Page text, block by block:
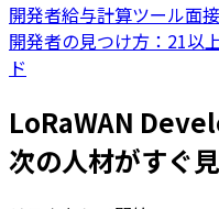
開発者給与計算ツール面
開発者の見つけ方：21以
ド
LoRaWAN
次の人材がすぐ